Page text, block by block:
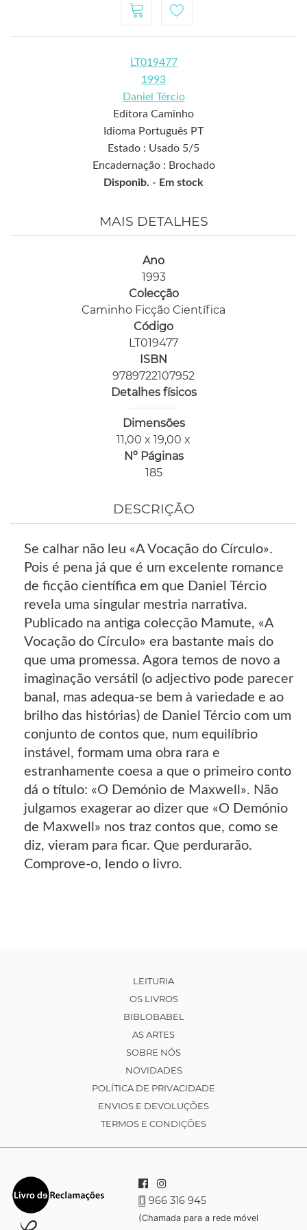
LT019477
1993
Daniel Tércio
Editora Caminho
Idioma Português PT
Estado : Usado 5/5
Encadernação : Brochado
Disponib. - Em stock
MAIS DETALHES
Ano
1993
Colecção
Caminho Ficção Científica
Código
LT019477
ISBN
9789722107952
Detalhes físicos
Dimensões
11,00 x 19,00 x
Nº Páginas
185
DESCRIÇÃO
Se calhar não leu «A Vocação do Círculo».
Pois é pena já que é um excelente romance
de ficção científica em que Daniel Tércio
revela uma singular mestria narrativa.
Publicado na antiga colecção Mamute, «A
Vocação do Círculo» era bastante mais do
que uma promessa. Agora temos de novo a
imaginação versátil (o adjectivo pode parecer
banal, mas adequa-se bem à variedade e ao
brilho das histórias) de Daniel Tércio com um
conjunto de contos que, num equilíbrio
instável, formam uma obra rara e
estranhamente coesa a que o primeiro conto
dá o título: «O Demónio de Maxwell». Não
julgamos exagerar ao dizer que «O Demónio
de Maxwell» nos traz contos que, como se
diz, vieram para ficar. Que perdurarão.
Comprove-o, lendo o livro.
LEITURIA
OS LIVROS
BIBLOBABEL
AS ARTES
SOBRE NÓS
NOVIDADES
POLÍTICA DE PRIVACIDADE
ENVIOS E DEVOLUÇÕES
TERMOS E CONDIÇÕES
966 316 945
(Chamada para a rede móvel